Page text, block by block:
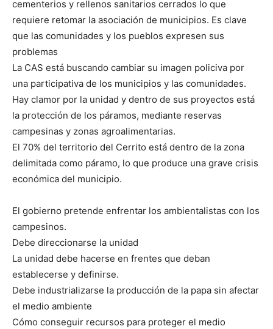
cementerios y rellenos sanitarios cerrados lo que
requiere retomar la asociación de municipios. Es clave
que las comunidades y los pueblos expresen sus
problemas
La CAS está buscando cambiar su imagen policiva por
una participativa de los municipios y las comunidades.
Hay clamor por la unidad y dentro de sus proyectos está
la protección de los páramos, mediante reservas
campesinas y zonas agroalimentarias.
El 70% del territorio del Cerrito está dentro de la zona
delimitada como páramo, lo que produce una grave crisis
económica del municipio.
El gobierno pretende enfrentar los ambientalistas con los
campesinos.
Debe direccionarse la unidad
La unidad debe hacerse en frentes que deban
establecerse y definirse.
Debe industrializarse la producción de la papa sin afectar
el medio ambiente
Cómo conseguir recursos para proteger el medio